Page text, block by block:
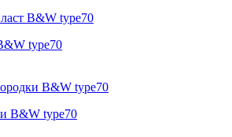
type70
B&W type70